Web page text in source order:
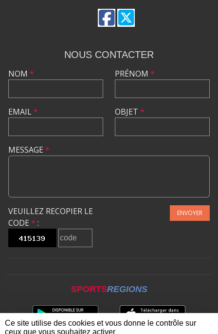
NOUS CONTACTER
NOM *
EMAIL*
PRÉNOM *
OBJET *
MESSAGE *
VEUILLEZ RECOPIER LE
CODE * :
ENVOYER
SPORTSREGIONS
Ce site utilise des cookies et vous donne le contrôle sur
ceux que vous souhaitez activer